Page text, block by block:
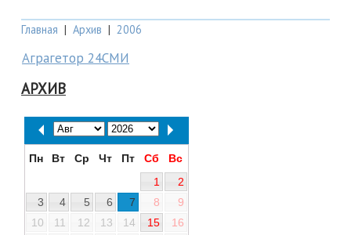
Главная | Архив | 2006
Аграгетор 24СМИ
АРХИВ
Пн Вт Ср Чт Пт Сб
Вс
1
2
3
4 5 6 7 8
9
10
11 12 13 14 15
16